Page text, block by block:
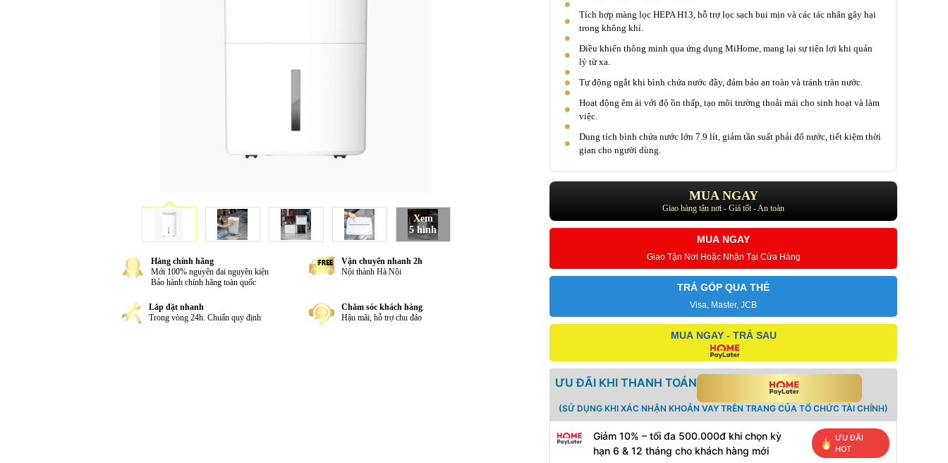
Xem
5 hình
Hàng chính hãng
Mới 100% nguyên đai nguyên kiện
Bảo hành chính hãng toàn quốc
Vận chuyển nhanh 2h
Nội thành Hà Nội
Lắp đặt nhanh
Trong vòng 24h. Chuẩn quy định
Chăm sóc khách hàng
Hậu mãi, hỗ trợ chu đáo
Tích hợp màng lọc HEPA H13, hỗ trợ lọc sạch bụi mịn và các tác nhân gây hại
trong không khí.
Điều khiển thông minh qua ứng dụng MiHome, mang lại sự tiện lợi khi quản
lý từ xa.
Tự động ngắt khi bình chứa nước đầy, đảm bảo an toàn và tránh tràn nước.
Hoạt động êm ái với độ ồn thấp, tạo môi trường thoải mái cho sinh hoạt và làm
việc.
Dung tích bình chứa nước lớn 7.9 lít, giảm tần suất phải đổ nước, tiết kiệm thời
gian cho người dùng.
MUA NGAY
Giao hàng tận nơi - Giá tốt - An toàn
MUA NGAY
Giao Tận Nơi Hoặc Nhận Tại Cửa Hàng
TRẢ GÓP QUA THẺ
Visa, Master, JCB
MUA NGAY - TRẢ SAU
ƯU ĐÃI KHI THANH TOÁN
(SỬ DỤNG KHI XÁC NHẬN KHOẢN VAY TRÊN TRANG CỦA TỔ CHỨC TÀI CHÍNH)
Giảm 10% – tối đa 500.000đ khi chọn kỳ
hạn 6 & 12 tháng cho khách hàng mới
ƯU ĐÃI
HOT